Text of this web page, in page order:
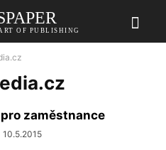
OF PUBLISHING
zaměstnance
10.5.2015